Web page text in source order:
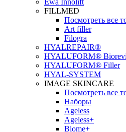
Ewa Innolift
FILLMED
Посмотреть все
Art filler
Filogra
НYALREPAIR®
HYALUFORM®
HYALUFORM® Filler
HYAL-SYSTEM
IMAGE SKINCARE
Посмотреть все
Наборы
Ageless
Ageless+
Biome+